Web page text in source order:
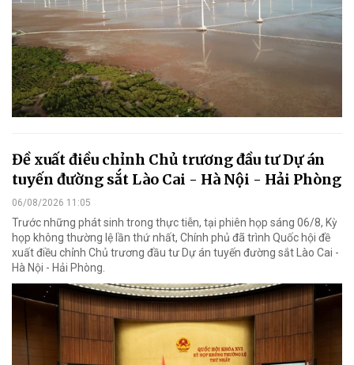
Đề xuất điều chỉnh Chủ trương đầu tư Dự án
tuyến đường sắt Lào Cai - Hà Nội - Hải Phòng
06/08/2026 11:05
Trước những phát sinh trong thực tiễn, tại phiên họp sáng 06/8, Kỳ
họp không thường lệ lần thứ nhất, Chính phủ đã trình Quốc hội đề
xuất điều chỉnh Chủ trương đầu tư Dự án tuyến đường sắt Lào Cai -
Hà Nội - Hải Phòng.